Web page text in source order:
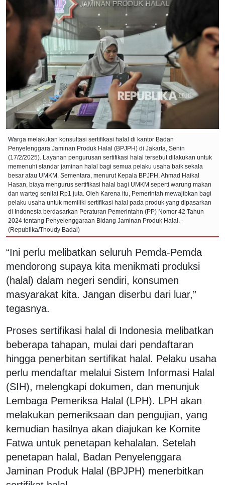
Warga melakukan konsultasi sertifikasi halal di kantor Badan
Penyelenggara Jaminan Produk Halal (BPJPH) di Jakarta, Senin
(17/2/2025). Layanan pengurusan sertifikasi halal tersebut dilakukan untuk
memenuhi standar jaminan halal bagi semua pelaku usaha baik sekala
besar atau UMKM. Sementara, menurut Kepala BPJPH, Ahmad Haikal
Hasan, biaya mengurus sertifikasi halal bagi UMKM seperti warung makan
dan warteg senilai Rp1 juta. Oleh Karena itu, Pemerintah mewajibkan bagi
pelaku usaha untuk memiliki sertifikasi halal pada produk yang dipasarkan
di Indonesia berdasarkan Peraturan Pemerintahn (PP) Nomor 42 Tahun
2024 tentang Penyelenggaraan Bidang Jaminan Produk Halal. -
(Republika/Thoudy Badai)
“Ini perlu melibatkan seluruh Pemda-Pemda
mendorong supaya kita menikmati produksi
(halal) dalam negeri sendiri, konsumen
masyarakat kita. Jangan diserbu dari luar,”
tegasnya.
Proses sertifikasi halal di Indonesia melibatkan
beberapa tahapan, mulai dari pendaftaran
hingga penerbitan sertifikat halal. Pelaku usaha
perlu mendaftar melalui Sistem Informasi Halal
(SIH), melengkapi dokumen, dan menunjuk
Lembaga Pemeriksa Halal (LPH). LPH akan
melakukan pemeriksaan dan pengujian, yang
kemudian hasilnya akan diajukan ke Komite
Fatwa untuk penetapan kehalalan. Setelah
penetapan halal, Badan Penyelenggara
Jaminan Produk Halal (BPJPH) menerbitkan